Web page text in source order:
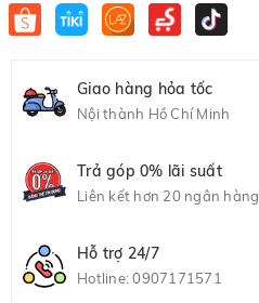
Giao hàng hỏa tốc
Nội thành Hồ Chí Minh
Trả góp 0% lãi suất
Liên kết hơn 20 ngân hàng
Hỗ trợ 24/7
Hotline:0907171571